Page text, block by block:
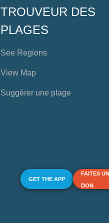
TROUVEUR DES
PLAGES
See Regions
View Map
Suggérer une plage
GET THE APP
FAITES UN
DON